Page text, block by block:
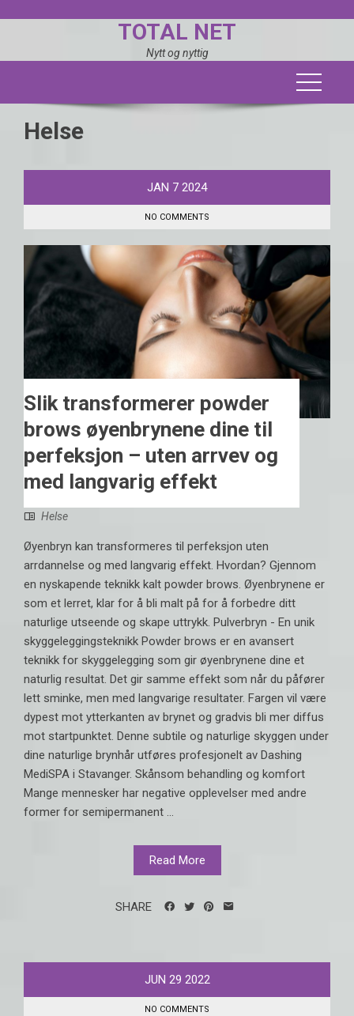
TOTAL NET
Nytt og nyttig
Helse
JAN 7 2024
NO COMMENTS
Slik transformerer powder
brows øyenbrynene dine til
perfeksjon – uten arrvev og
med langvarig effekt
Helse
Øyenbryn kan transformeres til perfeksjon uten
arrdannelse og med langvarig effekt. Hvordan? Gjennom
en nyskapende teknikk kalt powder brows. Øyenbrynene er
som et lerret, klar for å bli malt på for å forbedre ditt
naturlige utseende og skape uttrykk. Pulverbryn - En unik
skyggeleggingsteknikk Powder brows er en avansert
teknikk for skyggelegging som gir øyenbrynene dine et
naturlig resultat. Det gir samme effekt som når du påfører
lett sminke, men med langvarige resultater. Fargen vil være
dypest mot ytterkanten av brynet og gradvis bli mer diffus
mot startpunktet. Denne subtile og naturlige skyggen under
dine naturlige brynhår utføres profesjonelt av Dashing
MediSPA i Stavanger. Skånsom behandling og komfort
Mange mennesker har negative opplevelser med andre
former for semipermanent ...
Read More
SHARE
JUN 29 2022
NO COMMENTS